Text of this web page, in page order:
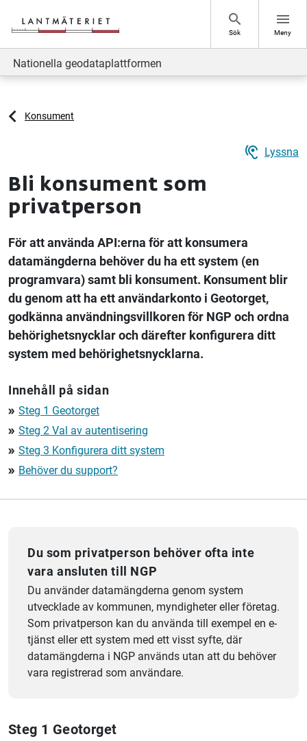
search
Sök
menu
Meny
Nationella geodataplattformen
Konsument
hearing Lyssna
Bli konsument som
privatperson
För att använda API:erna för att konsumera
datamängderna behöver du ha ett system (en
programvara) samt bli konsument. Konsument blir
du genom att ha ett användarkonto i Geotorget,
godkänna användningsvillkoren för NGP och ordna
behörighetsnycklar och därefter konfigurera ditt
system med behörighetsnycklarna.
Innehåll på sidan
double_arrow Steg 1 Geotorget
double_arrow Steg 2 Val av autentisering
double_arrow Steg 3 Konfigurera ditt system
double_arrow Behöver du support?
Du som privatperson behöver ofta inte
vara ansluten till NGP
Du använder datamängderna genom system
utvecklade av kommunen, myndigheter eller företag.
Som privatperson kan du använda till exempel en e-
tjänst eller ett system med ett visst syfte, där
datamängderna i NGP används utan att du behöver
vara registrerad som användare.
Steg 1 Geotorget